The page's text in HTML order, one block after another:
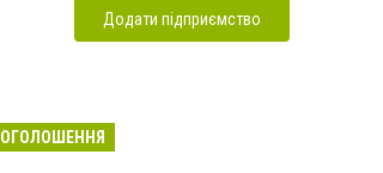
Додати підприємство
ОГОЛОШЕННЯ